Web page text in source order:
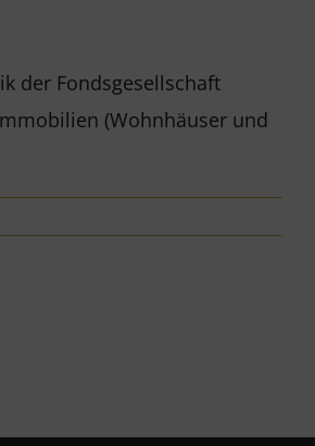
der Fondsgesellschaft
(Wohnhäuser und